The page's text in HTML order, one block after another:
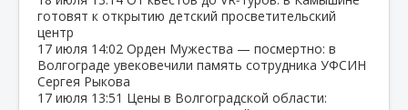
готовят к открытию детский просветительский
центр
17 июля 14:02 Орден Мужества — посмертно: в
Волгограде увековечили память сотрудника УФСИН
Сергея Рыкова
17 июля 13:51 Цены в Волгоградской области: